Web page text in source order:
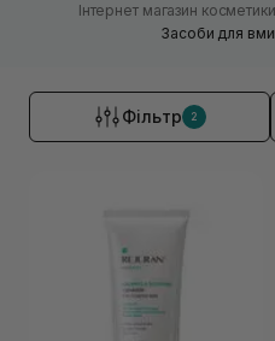
Інтернет магазин косметики
Засоби для
Фільтр 2